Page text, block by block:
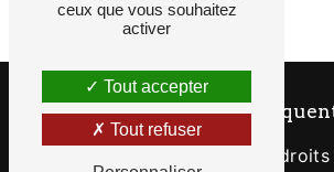
Recherches
- 2026 - Tous droits
ceux que vous souhaitez
activer
Tout accepter
Tout refuser